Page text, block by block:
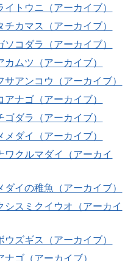
トウニ（アーカイブ）
カマス（アーカイブ）
コダラ（アーカイブ）
ムツ（アーカイブ）
アンコウ（アーカイブ）
ナゴ（アーカイブ）
ダラ（アーカイブ）
ダイ（アーカイブ）
クルマダイ（アーカイ
イの稚魚（アーカイブ）
スミクイウオ（アーカイ
ズギス（アーカイブ）
ゴ（アーカイブ）